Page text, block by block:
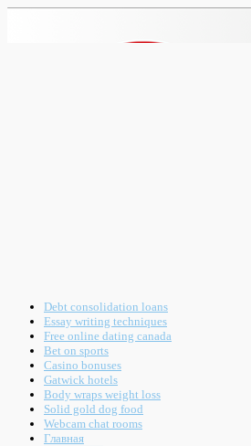
Debt consolidation loans
Essay writing techniques
Free online dating canada
Bet on sports
Casino bonuses
Gatwick hotels
Body wraps weight loss
Solid gold dog food
Webcam chat rooms
Главная